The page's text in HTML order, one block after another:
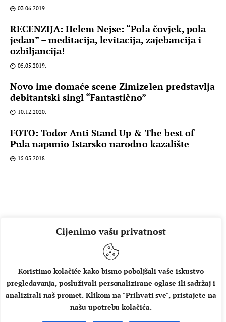
Cijenimo vašu privatnost
Koristimo kolačiće kako bismo poboljšali vaše iskustvo
pregledavanja, posluživali personalizirane oglase ili sadržaj i
analizirali naš promet. Klikom na "Prihvati sve", pristajete na
našu upotrebu kolačića.
03.06.2019.
RECENZIJA: Helem Nejse: “Pola čovjek, pola
jedan” – meditacija, levitacija, zajebancija i
ozbiljancija!
05.05.2019.
Novo ime domaće scene Zimizelen predstavlja
debitantski singl “Fantastično”
10.12.2020.
FOTO: Todor Anti Stand Up & The best of
Pula napunio Istarsko narodno kazalište
15.05.2018.
O NAMA IMPRESSUM UVJETI KORIŠTENJA